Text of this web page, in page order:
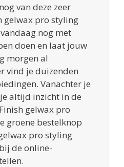
van deze zeer
gelwax pro styling
nog met
doen en laat jouw
morgen al
vind je duizenden
Vanachter je
altijd inzicht in de
gelwax pro
groene bestelknop
pro styling
de online-